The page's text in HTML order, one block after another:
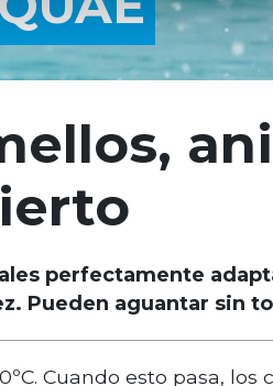
perfectamente
Pueden aguantar sin
Cuando esto pasa,